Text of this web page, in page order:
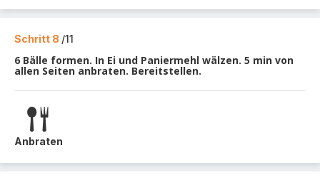
Schritt 8 /11
6 Bälle formen. In Ei und Paniermehl wälzen. 5 min von
allen Seiten anbraten. Bereitstellen.
Anbraten